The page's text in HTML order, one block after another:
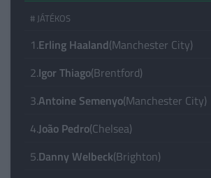
# JÁTÉKOS
1.Erling Haaland(Manchester City)
2.Igor Thiago(Brentford)
3.Antoine Semenyo(Manchester City)
4.João Pedro(Chelsea)
5.Danny Welbeck(Brighton)